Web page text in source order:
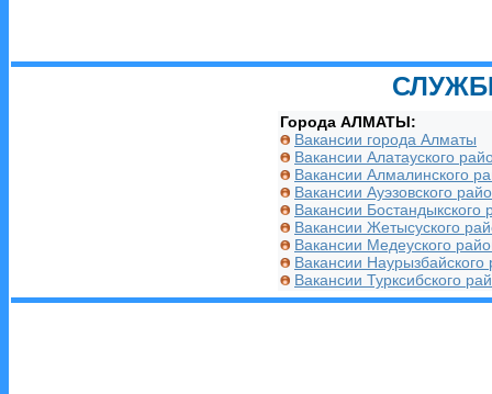
Города АЛМАТЫ:
Вакансии города Алматы
Вакансии Алатауского
Вакансии Алмалинского
Вакансии Ауэзовского
Вакансии Бостандыкского
Вакансии Жетысуского
Вакансии Медеуского
Вакансии Наурызбайского
Вакансии Турксибского